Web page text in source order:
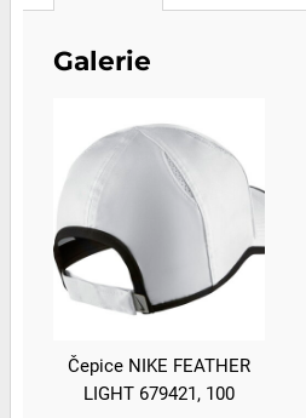
Galerie
Čepice NIKE FEATHER
LIGHT 679421, 100